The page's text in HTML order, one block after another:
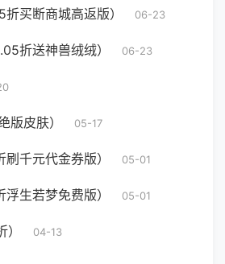
买断商城高返版） 06-23
折送神兽绒绒） 06-23
版皮肤） 05-17
千元代金券版） 05-01
生若梦免费版） 05-01
04-13